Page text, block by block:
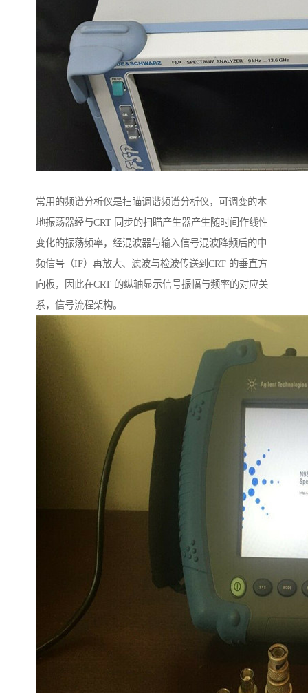
常用的频谱分析仪是扫瞄调谐频谱分析仪，可调变的本
地振荡器经与CRT 同步的扫瞄产生器产生随时间作线性
变化的振荡频率，经混波器与输入信号混波降频后的中
频信号（IF）再放大、滤波与检波传送到CRT 的垂直方
向板，因此在CRT 的纵轴显示信号振幅与频率的对应关
系，信号流程架构。